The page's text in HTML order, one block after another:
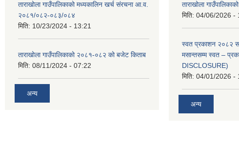
ताराखोला गाउँपालिकाको मध्यकालिन खर्च संरचना आ.व.
२०८१/०८२-०८३/०८४
मिति: 10/23/2024 - 13:21
ताराखोला गाउँपालिकाको २०८१-०८२ को बजेट किताब
मिति: 08/11/2024 - 07:22
अन्य
ताराखोला
मिति: 04/06/2026 -
स्वत प्रकाशन २०८२
मसान्तसम्म स्वत –
DISCLOSURE)
मिति: 04/01/2026 -
अन्य